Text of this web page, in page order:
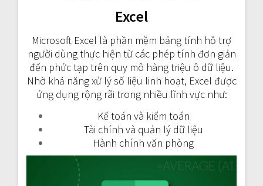
Excel
Microsoft Excel là phần mềm bảng tính hỗ trợ
người dùng thực hiện từ các phép tính đơn giản
đến phức tạp trên quy mô hàng triệu ô dữ liệu.
Nhờ khả năng xử lý số liệu linh hoạt, Excel được
ứng dụng rộng rãi trong nhiều lĩnh vực như:
Kế toán và kiểm toán
Tài chính và quản lý dữ liệu
Hành chính văn phòng